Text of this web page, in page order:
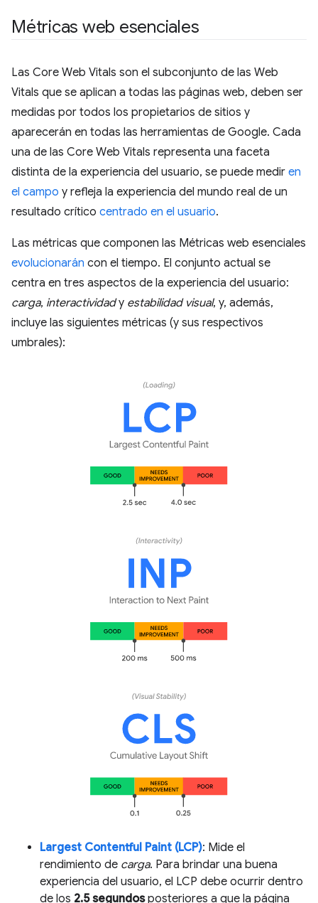
Métricas web esenciales
Las Core Web Vitals son el subconjunto de las Web
Vitals que se aplican a todas las páginas web, deben ser
medidas por todos los propietarios de sitios y
aparecerán en todas las herramientas de Google. Cada
una de las Core Web Vitals representa una faceta
distinta de la experiencia del usuario, se puede medir en
el campo y refleja la experiencia del mundo real de un
resultado crítico centrado en el usuario.
Las métricas que componen las Métricas web esenciales
evolucionarán con el tiempo. El conjunto actual se
centra en tres aspectos de la experiencia del usuario:
carga, interactividady estabilidad visual, y, además,
incluye las siguientes métricas (y sus respectivos
umbrales):
Largest Contentful Paint (LCP): Mide el
rendimiento de carga. Para brindar una buena
experiencia del usuario, el LCP debe ocurrir dentro
de los 2.5 segundosposteriores a que la página